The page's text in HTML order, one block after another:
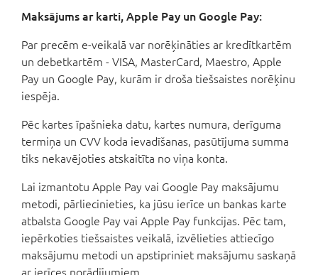
Maksājums ar karti, Apple Pay un Google Pay:
Par precēm e-veikalā var norēķināties ar kredītkartēm
un debetkartēm - VISA, MasterCard, Maestro, Apple
Pay un Google Pay, kurām ir droša tiešsaistes norēķinu
iespēja.
Pēc kartes īpašnieka datu, kartes numura, derīguma
termiņa un CVV koda ievadīšanas, pasūtījuma summa
tiks nekavējoties atskaitīta no viņa konta.
Lai izmantotu Apple Pay vai Google Pay maksājumu
metodi, pārliecinieties, ka jūsu ierīce un bankas karte
atbalsta Google Pay vai Apple Pay funkcijas. Pēc tam,
iepērkoties tiešsaistes veikalā, izvēlieties attiecīgo
maksājumu metodi un apstipriniet maksājumu saskaņā
ar ierīces norādījumiem.